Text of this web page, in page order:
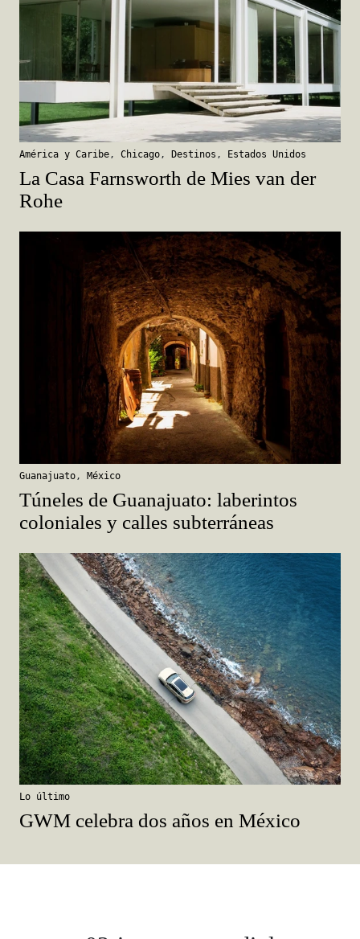
América y Caribe, Chicago, Destinos , Estados Unidos
La Casa Farnsworth de Mies van der
Rohe
Guanajuato , México
Túneles de Guanajuato: laberintos
coloniales y calles subterráneas
Lo último
GWM celebra dos años en México